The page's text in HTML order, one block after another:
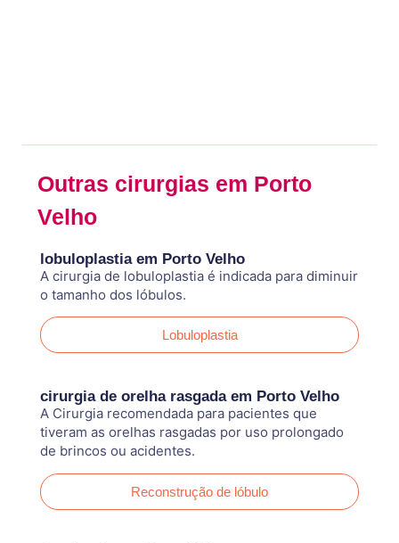
Outras cirurgias em Porto
Velho
lobuloplastia em Porto Velho
A cirurgia de lobuloplastia é indicada para diminuir
o tamanho dos lóbulos.
Lobuloplastia
cirurgia de orelha rasgada em Porto Velho
A Cirurgia recomendada para pacientes que
tiveram as orelhas rasgadas por uso prolongado
de brincos ou acidentes.
Reconstrução de lóbulo